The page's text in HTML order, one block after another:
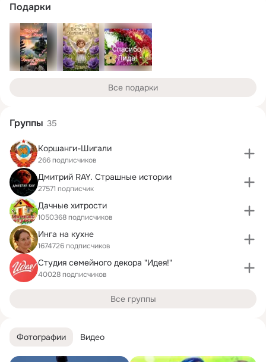
Фотографии Видео
Подарки
Все подарки
Группы 35
Коршанги-Шигали
266 подписчиков
Дмитрий RAY. Страшные истории
27571 подписчик
Дачные хитрости
1050368 подписчиков
Инга на кухне
1674726 подписчиков
Студия семейного декора "Идея!"
40028 подписчиков
Все группы